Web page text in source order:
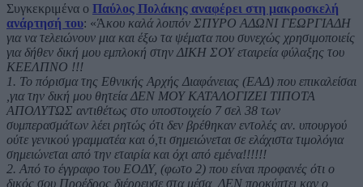
Συγκεκριμένα ο Παύλος Πολάκης αναφέρει στη μακροσκελή
ανάρτησή του: «Άκου καλά λοιπόν ΣΠΥΡΟ ΑΔΩΝΙ ΓΕΩΡΓΙΑΔΗ
για να τελειώνουν μια και έξω τα ψέματα που συνεχώς χρησιμοποιείς
για δήθεν δική μου εμπλοκή στην ΔΙΚΗ ΣΟΥ εταιρεία φύλαξης του
ΚΕΕΛΠΝΟ !!!
1. Το πόρισμα της Εθνικής Αρχής Διαφάνειας (ΕΑΔ) που επικαλείσαι
,για την δική μου θητεία ΔΕΝ ΜΟΥ ΚΑΤΑΛΟΓΙΖΕΙ ΤΙΠΟΤΑ
ΑΠΟΛΥΤΩΣ αντιθέτως στο υποστοιχείο 7 σελ 38 των
συμπερασμάτων λέει ρητώς ότι δεν βρέθηκαν εντολές αν. υπουργού
ούτε γενικού γραμματέα και ό,τι σημειώνεται σε ελάχιστα τιμολόγια
σημειώνεται από την εταιρία και όχι από εμένα!!!!!!
2. Από το έγγραφο του ΕΟΔΥ, (φωτο 2) που είναι προφανές ότι ο
δικός σου Προέδρος διέρρευσε στα μέσα, ΔΕΝ προκύπτει καν ο